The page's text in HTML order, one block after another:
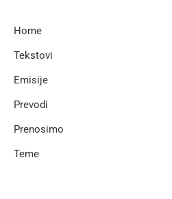
Home
Tekstovi
Emisije
Prevodi
Prenosimo
Teme